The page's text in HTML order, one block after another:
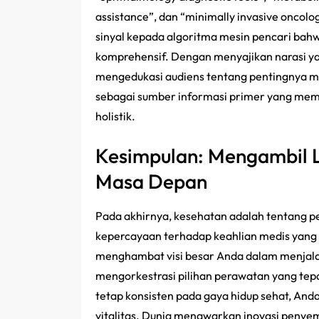
assistance”, dan “minimally invasive
sinyal kepada algoritma mesin pencari
komprehensif. Dengan menyajikan narasi
mengedukasi audiens tentang pentingnya
sebagai sumber informasi primer yang
holistik.
Kesimpulan: Mengambil
Masa Depan
Pada akhirnya, kesehatan adalah tentang
kepercayaan terhadap keahlian medis
menghambat visi besar Anda dalam
mengorkestrasi pilihan perawatan yang
tetap konsisten pada gaya hidup sehat,
vitalitas. Dunia menawarkan inovasi